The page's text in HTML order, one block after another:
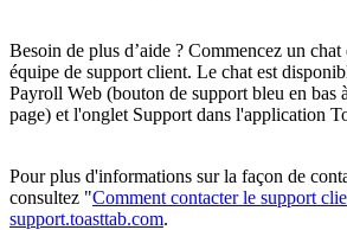
Besoin de plus d’aide ? Commencez un chat
équipe de support client. Le chat est
Payroll Web (bouton de support bleu en bas
page) et l'onglet Support dans l'application
Pour plus d'informations sur la façon de
consultez "Comment contacter le support
support.toasttab.com.